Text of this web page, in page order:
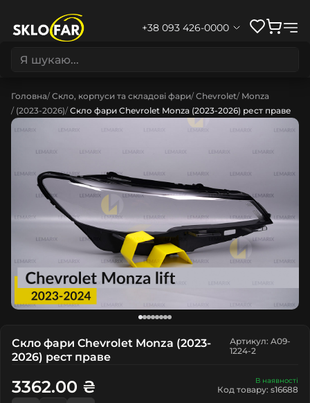
+38 093 426-0000
Головна Скло, корпуси та складові фари Chevrolet Monza
(2023-2026) Скло фари Chevrolet Monza (2023-2026) рест праве
Скло фари Chevrolet Monza (2023-
2026) рест праве
Артикул: A09-
1224-2
В наявності
Код товару: s16688
3362.00 ₴